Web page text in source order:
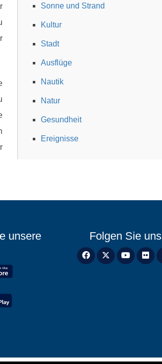
Sonne und Strand
Kultur
Stadt
Ausflüge
Nautik
Natur
Gesundheit
Ereignisse
unsere
Folgen Sie uns